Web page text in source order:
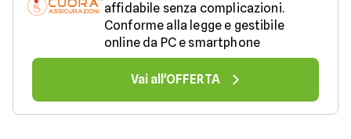
affidabile senza complicazioni.
Conforme alla legge e gestibile
online da PC e smartphone
Vai all'OFFERTA